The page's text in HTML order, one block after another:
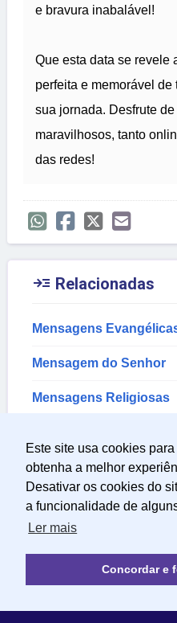
Este site usa cookies
obtenha a melhor
Desativar os cookies do
a funcionalidade de
Ler mais
Concordar e
e bravura inabalável!
Que esta data se revele
perfeita e memorável de
sua jornada. Desfrute
maravilhosos, tanto
das redes!
 Relacionadas
Mensagens
Mensagem do Senhor
Mensagens Religiosas
Mensagem de
Mensagem de
Política de Privacidade